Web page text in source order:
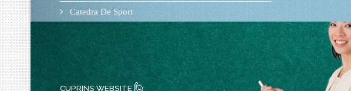
Catedra De Sport
CUPRINS WEBSITE 🙋